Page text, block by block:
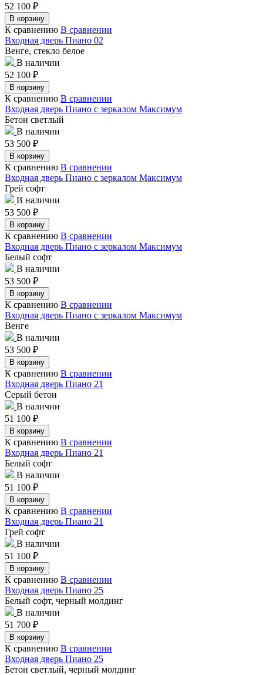
52 100 ₽
В корзину
К сравнению В сравнении
Входная дверь Пиано 02
Венге, стекло белое
В наличии
52 100 ₽
В корзину
К сравнению В сравнении
Входная дверь Пиано с зеркалом Максимум
Бетон светлый
В наличии
53 500 ₽
В корзину
К сравнению В сравнении
Входная дверь Пиано с зеркалом Максимум
Грей софт
В наличии
53 500 ₽
В корзину
К сравнению В сравнении
Входная дверь Пиано с зеркалом Максимум
Белый софт
В наличии
53 500 ₽
В корзину
К сравнению В сравнении
Входная дверь Пиано с зеркалом Максимум
Венге
В наличии
53 500 ₽
В корзину
К сравнению В сравнении
Входная дверь Пиано 21
Серый бетон
В наличии
51 100 ₽
В корзину
К сравнению В сравнении
Входная дверь Пиано 21
Белый софт
В наличии
51 100 ₽
В корзину
К сравнению В сравнении
Входная дверь Пиано 21
Грей софт
В наличии
51 100 ₽
В корзину
К сравнению В сравнении
Входная дверь Пиано 25
Белый софт, черный молдинг
В наличии
51 700 ₽
В корзину
К сравнению В сравнении
Входная дверь Пиано 25
Бетон светлый, черный молдинг